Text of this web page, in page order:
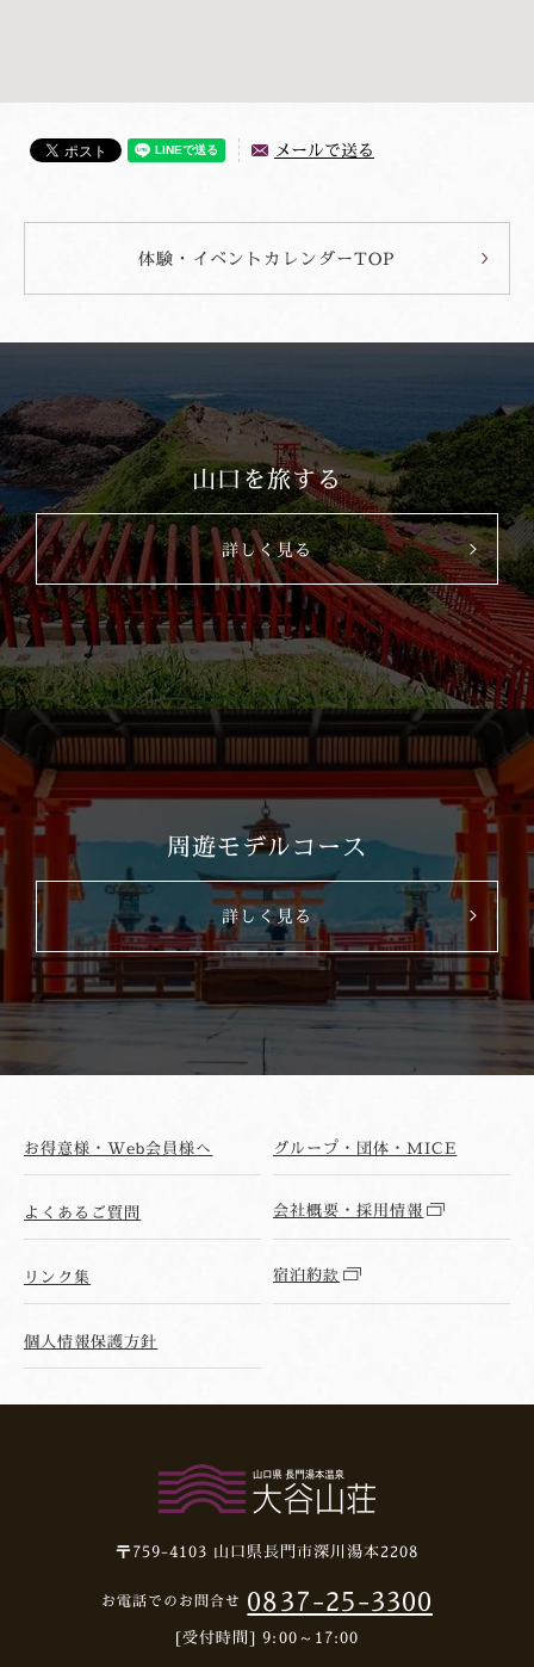
メールで送る
体験・イベントカレンダーTOP
山口を旅する
詳しく見る
周遊モデルコース
詳しく見る
お得意様・Web会員様へ グループ・団体・MICE
よくあるご質問 会社概要・採用情報
リンク集 宿泊約款
個人情報保護方針
〒759-4103 山口県長門市深川湯本2208
お電話でのお問合せ 0837-25-3300
[受付時間] 9:00～17:00